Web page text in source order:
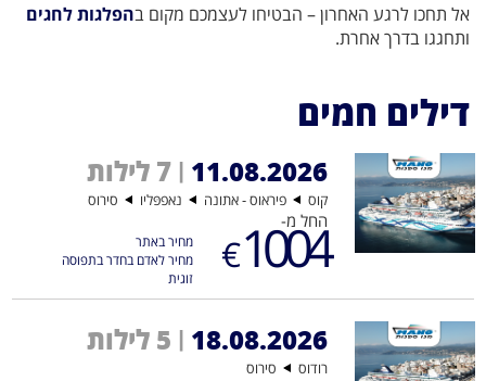
אל תחכו לרגע האחרון – הבטיחו לעצמכם מקום בהפלגות לחגים
ותחגגו בדרך אחרת.
דילים חמים
11.08.2026
| 7 לילות
קוס פיראוס - אתונה נאפפּליו סירוס
החל מ-
1004
€
מחיר באתר
מחיר לאדם בחדר בתפוסה
זוגית
18.08.2026
| 5 לילות
רודוס סירוס